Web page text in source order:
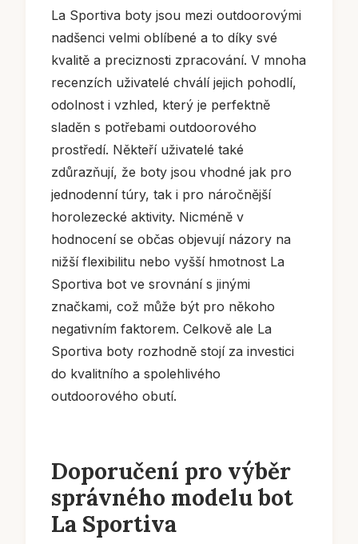
La Sportiva boty jsou mezi outdoorovými
nadšenci velmi oblíbené a to díky své
kvalitě a preciznosti zpracování. V mnoha
recenzích uživatelé chválí jejich pohodlí,
odolnost i vzhled, který je perfektně
sladěn s potřebami outdoorového
prostředí. Někteří uživatelé také
zdůrazňují, že boty jsou vhodné jak pro
jednodenní túry, tak i pro náročnější
horolezecké aktivity. Nicméně v
hodnocení se občas objevují názory na
nižší flexibilitu nebo vyšší hmotnost La
Sportiva bot ve srovnání s jinými
značkami, což může být pro někoho
negativním faktorem. Celkově ale La
Sportiva boty rozhodně stojí za investici
do kvalitního a spolehlivého
outdoorového obutí.
Doporučení pro výběr
správného modelu bot
La Sportiva